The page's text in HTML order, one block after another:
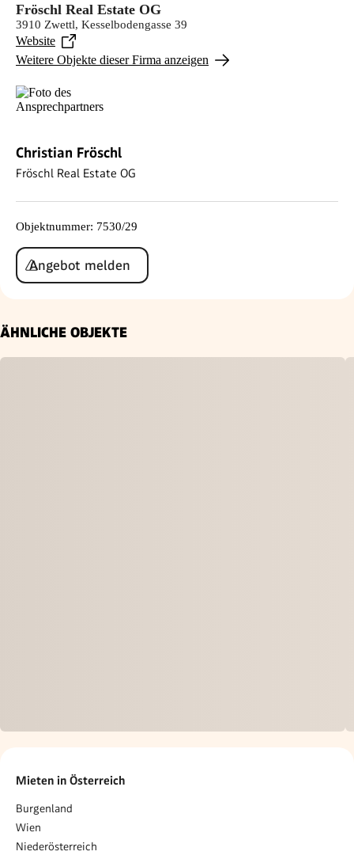
Fröschl Real Estate OG
3910 Zwettl, Kesselbodengasse 39
Website
Weitere Objekte dieser Firma anzeigen
Christian Fröschl
Fröschl Real Estate OG
Objektnummer: 7530/29
Angebot melden
ÄHNLICHE OBJEKTE
Mieten in Österreich
Burgenland
Wien
Niederösterreich